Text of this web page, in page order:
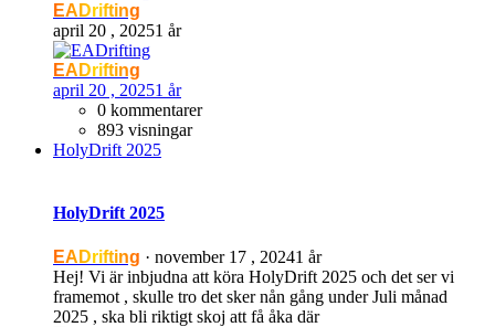
EADrifting
april 20 , 20251 år
EADrifting
april 20 , 20251 år
0 kommentarer
893 visningar
HolyDrift 2025
HolyDrift 2025
EADrifting · november 17 , 20241 år
Hej! Vi är inbjudna att köra HolyDrift 2025 och det ser vi
framemot , skulle tro det sker nån gång under Juli månad
2025 , ska bli riktigt skoj att få åka där